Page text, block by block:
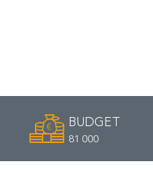
BUDGET
81 000